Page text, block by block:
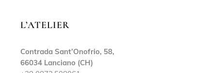
L’ATELIER
Contrada Sant’Onofrio, 58,
66034 Lanciano (CH)